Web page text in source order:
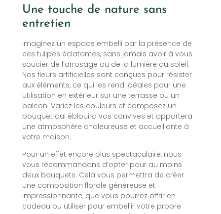
Une touche de nature sans
entretien
Imaginez un espace embelli par la présence de
ces tulipes éclatantes, sans jamais avoir à vous
soucier de l’arrosage ou de la lumière du soleil.
Nos fleurs artificielles sont conçues pour résister
aux éléments, ce qui les rend idéales pour une
utilisation en extérieur sur une terrasse ou un
balcon. Variez les couleurs et composez un
bouquet qui éblouira vos convives et apportera
une atmosphère chaleureuse et accueillante à
votre maison.
Pour un effet encore plus spectaculaire, nous
vous recommandons d’opter pour au moins
deux bouquets. Cela vous permettra de créer
une composition florale généreuse et
impressionnante, que vous pourrez offrir en
cadeau ou utiliser pour embellir votre propre